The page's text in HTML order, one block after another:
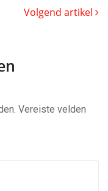
Volgend artikel
Vereiste velden